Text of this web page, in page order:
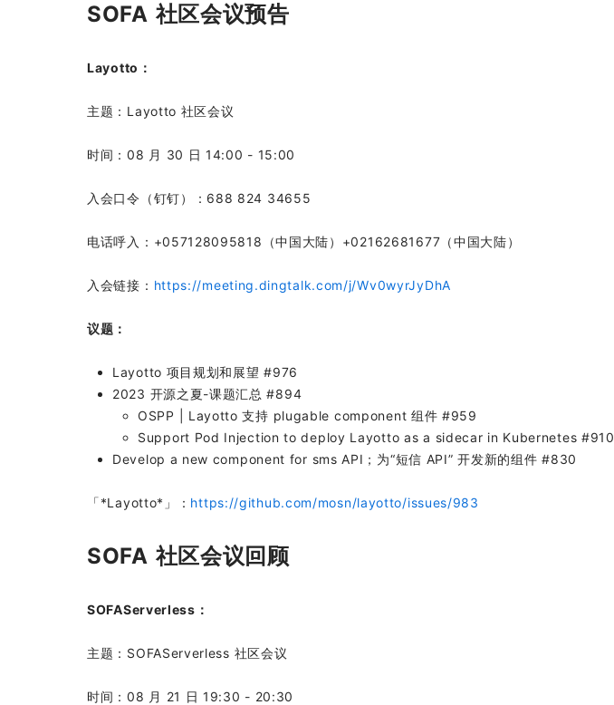
SOFA 社区会议预告
Layotto：
主题：Layotto 社区会议
时间：08 月 30 日 14:00 - 15:00
入会口令（钉钉）：688 824 34655
电话呼入：+057128095818（中国大陆）+02162681677（中国大陆）
入会链接： https://meeting.dingtalk.com/j/Wv0wyrJyDhA
议题：
Layotto 项目规划和展望 #976
2023 开源之夏-课题汇总 #894
OSPP | Layotto 支持 plugable component 组件 #959
Support Pod Injection to deploy Layotto as a sidecar in Kubernetes #910
Develop a new component for sms API；为“短信 API” 开发新的组件 #830
「*Layotto*」： https://github.com/mosn/layotto/issues/983
SOFA 社区会议回顾
SOFAServerless：
主题：SOFAServerless 社区会议
时间：08 月 21 日 19:30 - 20:30